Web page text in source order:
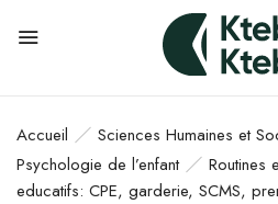
Accueil Sciences Humaines et
Psychologie de l’enfant
Routines
educatifs: CPE, garderie, SCMS,